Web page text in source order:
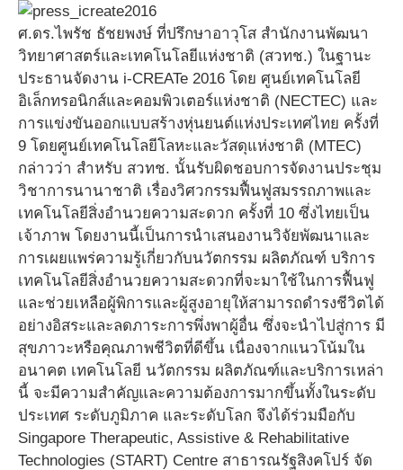
ศ.ดร.ไพรัช ธัชยพงษ์ ที่ปรึกษาอาวุโส สำนักงานพัฒนา
วิทยาศาสตร์และเทคโนโลยีแห่งชาติ (สวทช.) ในฐานะ
ประธานจัดงาน i-CREATe 2016 โดย ศูนย์เทคโนโลยี
อิเล็กทรอนิกส์และคอมพิวเตอร์แห่งชาติ (NECTEC) และ
การแข่งขันออกแบบสร้างหุ่นยนต์แห่งประเทศไทย ครั้งที่
9 โดยศูนย์เทคโนโลยีโลหะและวัสดุแห่งชาติ (MTEC)
กล่าวว่า สำหรับ สวทช. นั้นรับผิดชอบการจัดงานประชุม
วิชาการนานาชาติ เรื่องวิศวกรรมฟื้นฟูสมรรถภาพและ
เทคโนโลยีสิ่งอำนวยความสะดวก ครั้งที่ 10 ซึ่งไทยเป็น
เจ้าภาพ โดยงานนี้เป็นการนำเสนองานวิจัยพัฒนาและ
การเผยแพร่ความรู้เกี่ยวกับนวัตกรรม ผลิตภัณฑ์ บริการ
เทคโนโลยีสิ่งอำนวยความสะดวกที่จะมาใช้ในการฟื้นฟู
และช่วยเหลือผู้พิการและผู้สูงอายุให้สามารถดำรงชีวิตได้
อย่างอิสระและลดภาระการพึ่งพาผู้อื่น ซึ่งจะนำไปสู่การ มี
สุขภาวะหรือคุณภาพชีวิตที่ดีขึ้น เนื่องจากแนวโน้มใน
อนาคต เทคโนโลยี นวัตกรรม ผลิตภัณฑ์และบริการเหล่า
นี้ จะมีความสำคัญและความต้องการมากขึ้นทั้งในระดับ
ประเทศ ระดับภูมิภาค และระดับโลก จึงได้ร่วมมือกับ
Singapore Therapeutic, Assistive & Rehabilitative
Technologies (START) Centre สาธารณรัฐสิงคโปร์ จัด